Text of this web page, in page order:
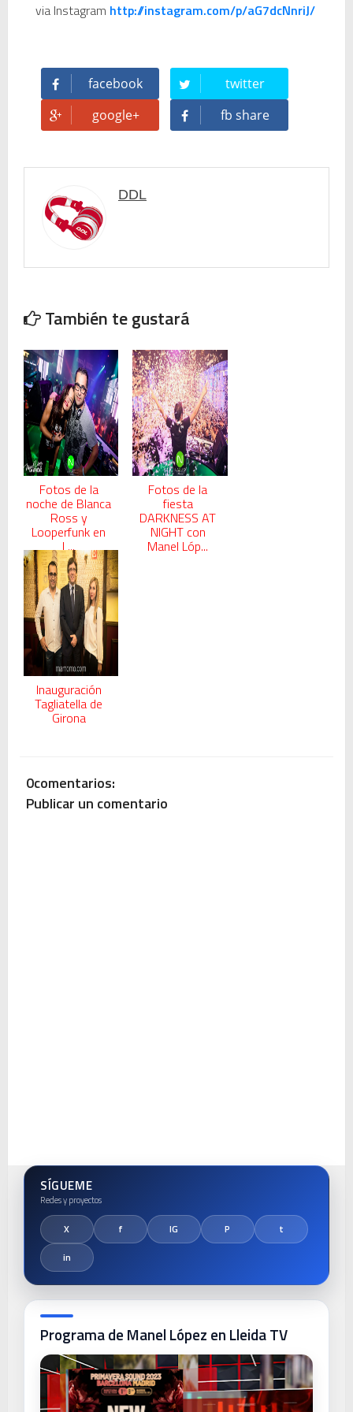
via Instagram http://instagram.com/p/aG7dcNnriJ/
facebook
twitter
google+
fb share
DDL
También te gustará
Fotos de la
noche de Blanca
Ross y
Looperfunk en
L...
Fotos de la
fiesta
DARKNESS AT
NIGHT con
Manel Lóp...
Inauguración
Tagliatella de
Girona
0comentarios:
Publicar un comentario
SÍGUEME
Programa de Manel López en Lleida TV